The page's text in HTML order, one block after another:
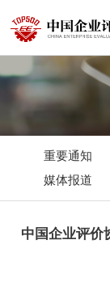
重要通知
媒体报道
中国企业评价